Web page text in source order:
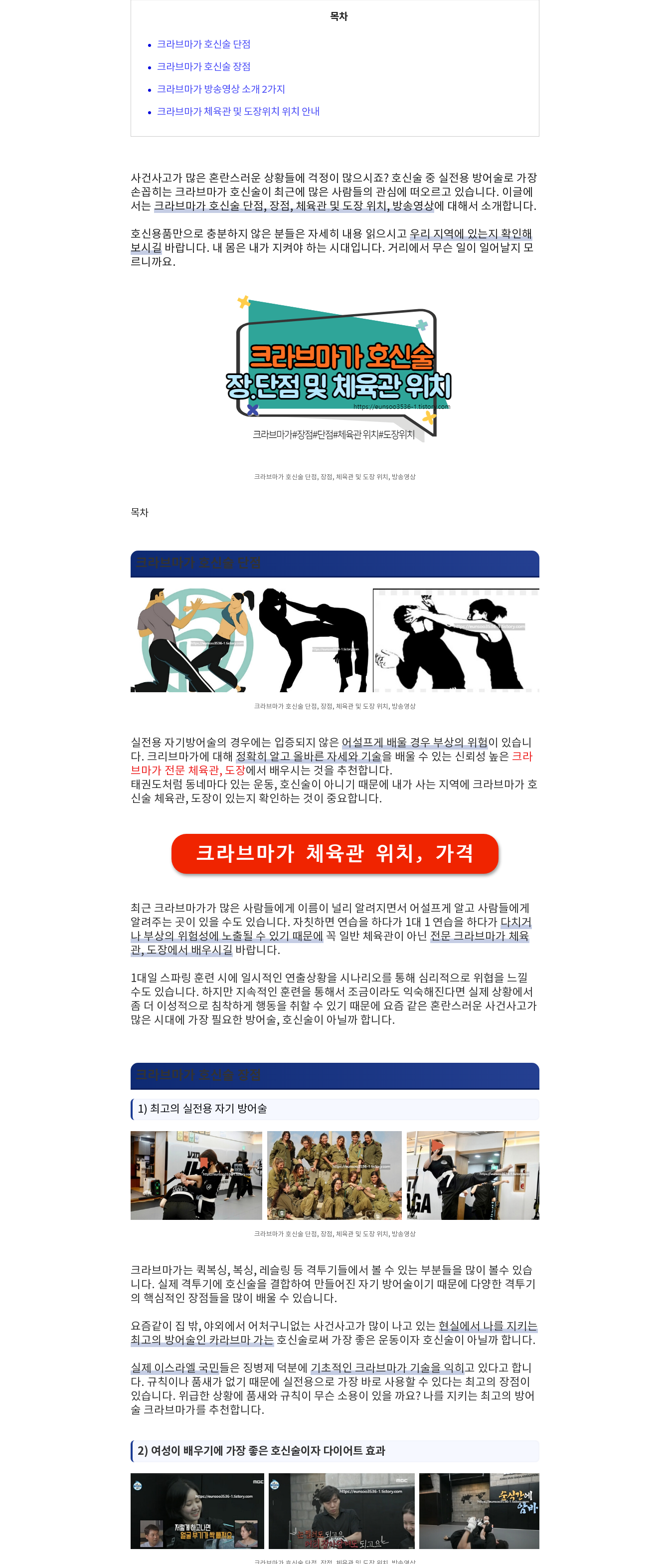
목차
크라브마가 호신술 단점
크라브마가 호신술 장점
크라브마가 방송영상 소개 2가지
크라브마가 체육관 및 도장위치 위치 안내
사건사고가 많은 혼란스러운 상황들에 걱정이 많으시죠? 호신술 중 실전용 방어술로 가장
손꼽히는 크라브마가 호신술이 최근에 많은 사람들의 관심에 떠오르고 있습니다. 이글에
서는 크라브마가 호신술 단점, 장점, 체육관 및 도장 위치, 방송영상에 대해서 소개합니다.
호신용품만으로 충분하지 않은 분들은 자세히 내용 읽으시고 우리 지역에 있는지 확인해
보시길 바랍니다. 내 몸은 내가 지켜야 하는 시대입니다. 거리에서 무슨 일이 일어날지 모
르니까요.
크라브마가 호신술 단점, 장점, 체육관 및 도장 위치, 방송영상
목차
크라브마가 호신술 단점
크라브마가 호신술 단점, 장점, 체육관 및 도장 위치, 방송영상
실전용 자기방어술의 경우에는 입증되지 않은 어설프게 배울 경우 부상의 위험이 있습니
다. 크리브마가에 대해 정확히 알고 올바른 자세와 기술을 배울 수 있는 신뢰성 높은 크라
브마가 전문 체육관, 도장에서 배우시는 것을 추천합니다.
태권도처럼 동네마다 있는 운동, 호신술이 아니기 때문에 내가 사는 지역에 크라브마가 호
신술 체육관, 도장이 있는지 확인하는 것이 중요합니다.
크라브마가 체육관 위치, 가격
최근 크라브마가가 많은 사람들에게 이름이 널리 알려지면서 어설프게 알고 사람들에게
알려주는 곳이 있을 수도 있습니다. 자칫하면 연습을 하다가 1대 1 연습을 하다가 다치거
나 부상의 위험성에 노출될 수 있기 때문에 꼭 일반 체육관이 아닌 전문 크라브마가 체육
관, 도장에서 배우시길 바랍니다.
1대일 스파링 훈련 시에 일시적인 연출상황을 시나리오를 통해 심리적으로 위협을 느낄
수도 있습니다. 하지만 지속적인 훈련을 통해서 조금이라도 익숙해진다면 실제 상황에서
좀 더 이성적으로 침착하게 행동을 취할 수 있기 때문에 요즘 같은 혼란스러운 사건사고가
많은 시대에 가장 필요한 방어술, 호신술이 아닐까 합니다.
크라브마가 호신술 장점
1) 최고의 실전용 자기 방어술
크라브마가 호신술 단점, 장점, 체육관 및 도장 위치, 방송영상
크라브마가는 퀵복싱, 복싱, 레슬링 등 격투기들에서 볼 수 있는 부분들을 많이 볼수 있습
니다. 실제 격투기에 호신술을 결합하여 만들어진 자기 방어술이기 때문에 다양한 격투기
의 핵심적인 장점들을 많이 배울 수 있습니다.
요즘같이 집 밖, 야외에서 어처구니없는 사건사고가 많이 나고 있는 현실에서 나를 지키는
최고의 방어술인 카라브마 가는 호신술로써 가장 좋은 운동이자 호신술이 아닐까 합니다.
실제 이스라엘 국민들은 징병제 덕분에 기초적인 크라브마가 기술을 익히고 있다고 합니
다. 규칙이나 품새가 없기 때문에 실전용으로 가장 바로 사용할 수 있다는 최고의 장점이
있습니다. 위급한 상황에 품새와 규칙이 무슨 소용이 있을 까요? 나를 지키는 최고의 방어
술 크라브마가를 추천합니다.
2) 여성이 배우기에 가장 좋은 호신술이자 다이어트 효과